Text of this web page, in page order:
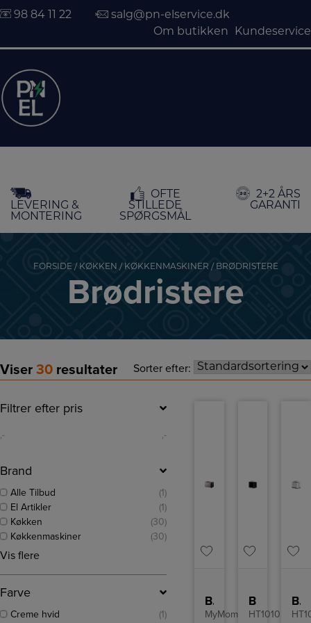
indholdet
98 84 11 22
salg@pn-elservice.dk
Om butikken
Kundeservice
LEVERING &
MONTERING
OFTE
STILLEDE
SPØRGSMÅL
2+2 ÅRS
GARANTI
FORSIDE/ KØKKEN / KØKKENMASKINER / BRØDRISTERE
Brødristere
Viser 30 resultater Sorter efter:
Bosch Brødrister TAT5M420
MyMoment
Braun Brødrister
HT1010BK
Braun Brødrister
Filtrer efter pris
,- ,-
Brand
Alle Tilbud
(1)
El Artikler
(1)
Køkken
(30)
Køkkenmaskiner
(30)
Vis flere
Farve
Creme hvid
(1)